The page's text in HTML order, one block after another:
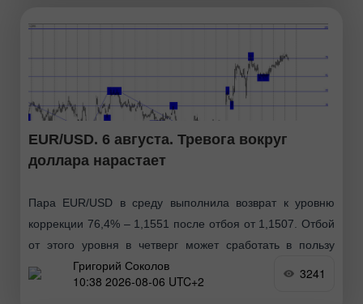
EUR/USD. 6 августа. Тревога вокруг
доллара нарастает
Пара EUR/USD в среду выполнила возврат к уровню
коррекции 76,4% – 1,1551 после отбоя от 1,1507. Отбой
от этого уровня в четверг может сработать в пользу
американского доллара и некоторого
Григорий Соколов
10:38 2026-08-06 UTC+2
3241